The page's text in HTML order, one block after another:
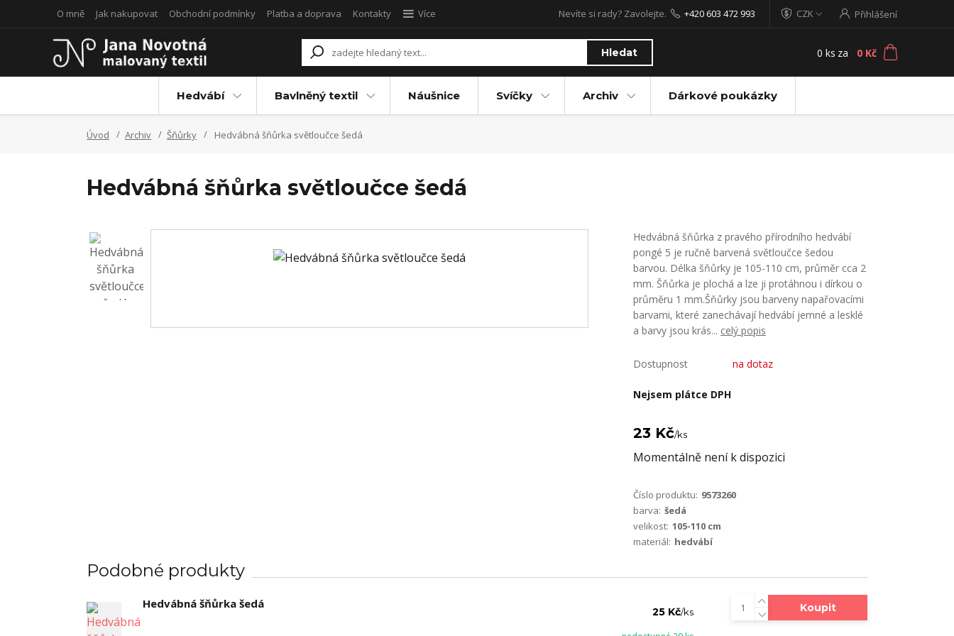
O mně Jak nakupovat Obchodní podmínky Platba a doprava Kontakty Více CZK Přihlášení
Hledat
Nevíte si rady? Zavolejte. +420 603 472 993
0 ks za 0 Kč
Hedvábí Bavlněný textil Náušnice Svíčky Archiv Dárkové poukázky
Úvod Archiv Šňůrky Hedvábná šňůrka světloučce šedá
Hedvábná šňůrka světloučce šedá
Hedvábná šňůrka z pravého přírodního hedvábí
pongé 5 je ručně barvená světloučce šedou
barvou. Délka šňůrky je 105-110 cm, průměr cca 2
mm. Šňůrka je plochá a lze ji protáhnou i dírkou o
průměru 1 mm.Šňůrky jsou barveny napařovacími
barvami, které zanechávají hedvábí jemné a lesklé
a barvy jsou krás... celý popis
Dostupnost na dotaz
Nejsem plátce DPH
23 Kč/ks
Momentálně není k dispozici
Číslo produktu: 9573260
barva: šedá
velikost: 105-110 cm
materiál: hedvábí
Podobné produkty
Hedvábná šňůrka šedá
25 Kč/ks Koupit